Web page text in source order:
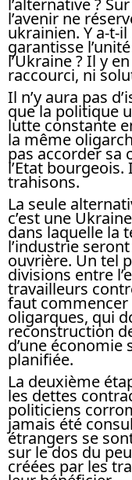
l’avenir ne
ukrainien. Y a-t-
garantisse
l’Ukraine ? Il y
raccourci, ni
Il n’y aura pas
que la politique
lutte constante
la même
pas accorder sa
l’Etat
trahisons.
La seule
c’est une
dans laquelle la
l’industrie
ouvrière. Un tel
divisions entre
travailleurs
faut commencer
oligarques, qui
reconstruction
d’une
planifiée.
La deuxième
les dettes
politiciens
jamais été
étrangers se
sur le dos du
créées par les